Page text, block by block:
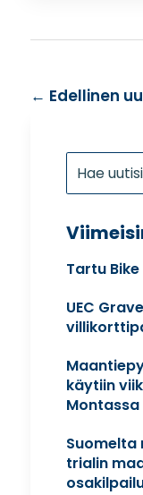
← Edellinen
for...
Tartu
UEC
käytiin
Montassa
Suomelta
trialin